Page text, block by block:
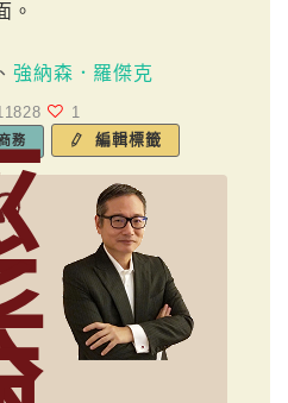
。
、強納森．羅傑克
1
務 編輯標籤